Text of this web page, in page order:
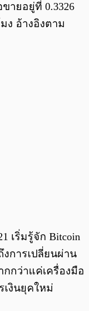
ายอยู่ที่ 0.3326
ง อ้างอิงตาม
เริ่มรู้จัก Bitcoin
งการเปลี่ยนผ่าน
กว่าแค่เครื่องมือ
งินยุคใหม่